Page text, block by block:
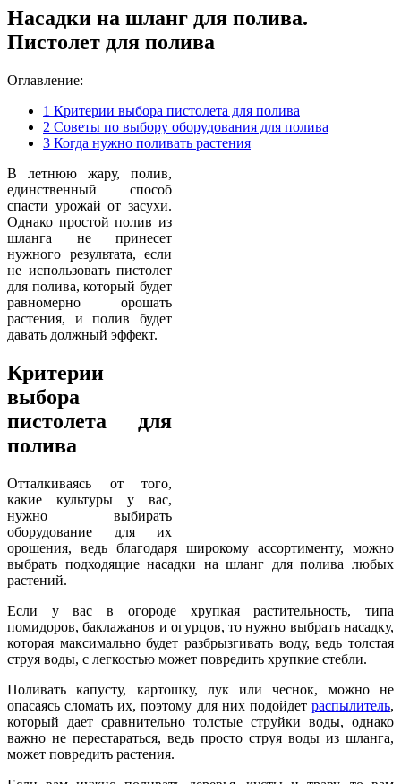
Насадки на шланг для полива.
Пистолет для полива
Оглавление:
1 Критерии выбора пистолета для полива
2 Советы по выбору оборудования для полива
3 Когда нужно поливать растения
В летнюю жару, полив,
единственный способ
спасти урожай от засухи.
Однако простой полив из
шланга не принесет
нужного результата, если
не использовать пистолет
для полива, который будет
равномерно орошать
растения, и полив будет
давать должный эффект.
Критерии
выбора
пистолета для
полива
Отталкиваясь от того,
какие культуры у вас,
нужно выбирать
оборудование для их
орошения, ведь благодаря широкому ассортименту, можно
выбрать подходящие насадки на шланг для полива любых
растений.
Если у вас в огороде хрупкая растительность, типа
помидоров, баклажанов и огурцов, то нужно выбрать насадку,
которая максимально будет разбрызгивать воду, ведь толстая
струя воды, с легкостью может повредить хрупкие стебли.
Поливать капусту, картошку, лук или чеснок, можно не
опасаясь сломать их, поэтому для них подойдет распылитель,
который дает сравнительно толстые струйки воды, однако
важно не перестараться, ведь просто струя воды из шланга,
может повредить растения.